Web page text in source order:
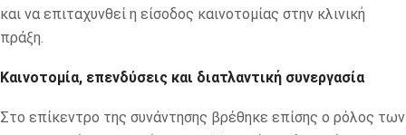
και να επιταχυνθεί η είσοδος καινοτομίας στην κλινική
πράξη.
Καινοτομία, επενδύσεις και διατλαντική συνεργασία
Στο επίκεντρο της συνάντησης βρέθηκε επίσης ο ρόλος των